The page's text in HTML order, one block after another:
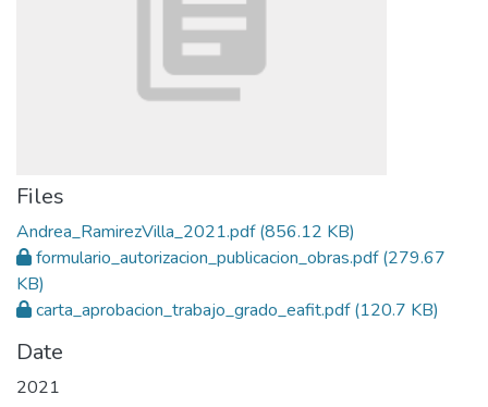
Files
Andrea_RamirezVilla_2021.pdf(856.12 KB)
formulario_autorizacion_publicacion_obras.pdf(279.67
KB)
carta_aprobacion_trabajo_grado_eafit.pdf(120.7 KB)
Date
2021